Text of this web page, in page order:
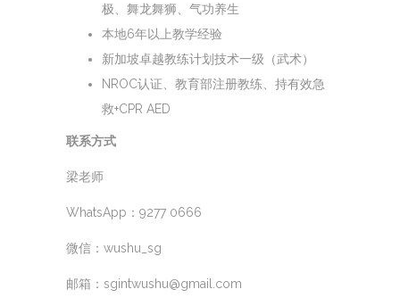
极、舞龙舞狮、气功养生
本地6年以上教学经验
新加坡卓越教练计划技术一级（武术）
NROC认证、教育部注册教练、持有效急
救+CPR AED
联系方式
梁老师
WhatsApp：9277 0666
微信：wushu_sg
邮箱：sgintwushu@gmail.com